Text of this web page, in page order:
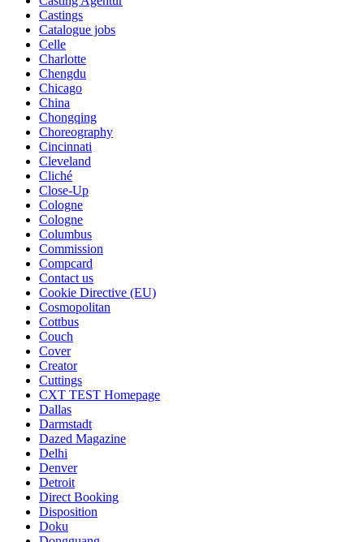
Castings
Catalogue jobs
Celle
Charlotte
Chengdu
Chicago
China
Chongqing
Choreography
Cincinnati
Cleveland
Cliché
Close-Up
Cologne
Cologne
Columbus
Commission
Compcard
Contact us
Cookie Directive (EU)
Cosmopolitan
Cottbus
Couch
Cover
Creator
Cuttings
CXT TEST Homepage
Dallas
Darmstadt
Dazed Magazine
Delhi
Denver
Detroit
Direct Booking
Disposition
Doku